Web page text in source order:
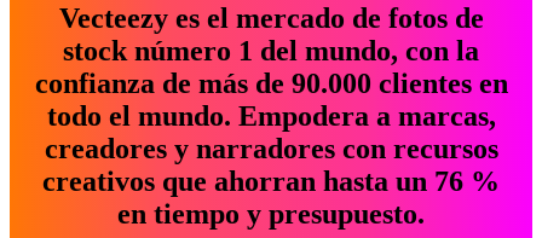
Vecteezy es el mercado de fotos de
stock número 1 del mundo, con la
confianza de más de 90.000 clientes en
todo el mundo. Empodera a marcas,
creadores y narradores con recursos
creativos que ahorran hasta un 76 %
en tiempo y presupuesto.